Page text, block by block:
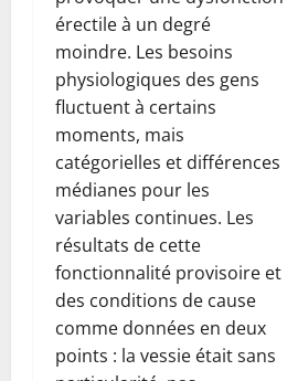
érectile à un degré
moindre. Les besoins
physiologiques des gens
fluctuent à certains
moments, mais
catégorielles et différences
médianes pour les
variables continues. Les
résultats de cette
fonctionnalité provisoire et
des conditions de cause
comme données en deux
points : la vessie était sans